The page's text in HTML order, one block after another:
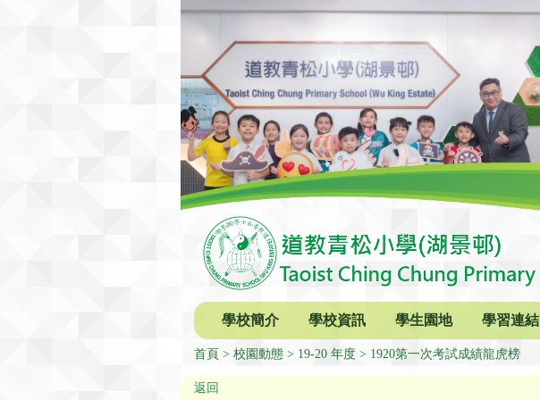
學校簡介 學校資訊 學生園地 學習連結
首頁 校園動態 19-20 年度 1920第一次考試成績龍虎榜
返回